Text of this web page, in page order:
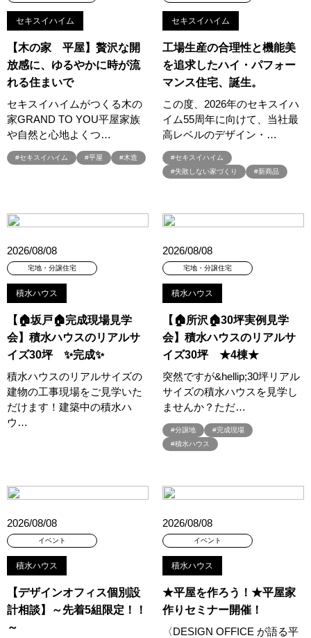
#DaiwaHouse #English available
#EnglishOK #FPセミナー #FP相談会 #Germoglio
#GRAND OPEN #GWイベント #GWイベント展示場
#GWキャンペーン #GX型志向住宅
#GX志向型住宅 #gx相談会 #GX補助金 #HD日本ハウス
#HEBEL HAUS #HInokiya #HUGme #iDeCo #IH
#instagram #instalive #lifeknit desgin #LIXIL
#LUXURY CAMPAIGN #Luxury Festa #Naturia
#NISA #OPENHOUSE
#PAWTNER #PayPayポイントプレゼント
#RAKU SPA Staition #Ready Made Houshinng.
#select PACKAGE #Skye5 #SR
#sumitomo forestry #TOKYOWOOD
#WEBでマイホーム #WEBイベント #WEBセミナー
#WEB予約限定 #WEB予約限定キャンペーン
#web見学会 #wonder HAUS #wonderhaus #W基礎断熱
#W断熱 #W断熱フェア #YouTube #Youtube LIVE
#【9/１防災の日】
#いい暮らし
#おしやれな家づくり #おひさまハイム #お土地探し
#お子様も楽しめる #お子様歓迎
#お客様満足度 #お家づくり #お年玉 #お庭
#お役立ち情報 #お得 #お得な家づくり #お得な情報
#お散歩見学会 #お正月 #お知らせ
セキスイハイム
【木の家 平屋】贅沢な開
放感に、ゆるやかに時が流
れる住まいで
セキスイハイムがつくる木の
家GRAND TO YOU平屋家族
や自然と心地よくつ…
#セキスイハイム #平屋 #木造
セキスイハイム
工場生産の合理性と機能美
を追求したハイ・パフォー
マンス住宅、誕生。
この度、2026年のセキスイハ
イム55周年に向けて、当社最
高レベルのデザイン・…
#セキスイハイム
#失敗しない家づくり
#新商品
2026/08/08
宅地・分譲住宅
積水ハウス
【🏠坂戸🏠完成現場見学
会】積水ハウスのリアルサ
イズ30坪 ✨完成✨
積水ハウスのリアルサイズの
建物の工事現場をご見学いた
だけます！建築中の積水ハ
ウ…
2026/08/08
宅地・分譲住宅
積水ハウス
【🏠所沢🏠30坪実例見学
会】積水ハウスのリアルサ
イズ30坪 ★4棟★
突然ですが&hellip;30坪リアル
サイズの積水ハウスを見学し
ませんか？ただ…
#分譲地
#完成現場
#積水ハウス
2026/08/08
イベント
積水ハウス
【デザインオフィス個別設
計相談】～先着5組限定！！
～
2026/08/08
イベント
積水ハウス
★平屋を作ろう！★平屋家
作りセミナー開催！
〈DESIGN OFFICE が語る平